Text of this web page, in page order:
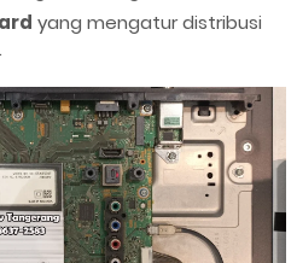
yang mengatur distribusi